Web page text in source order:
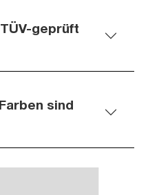
geprüft
sind